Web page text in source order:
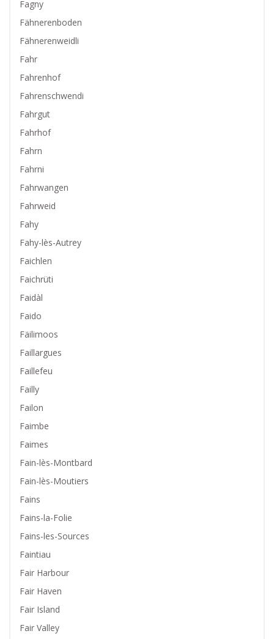
Fagny
Fähnerenboden
Fähnerenweidli
Fahr
Fahrenhof
Fahrenschwendi
Fahrgut
Fahrhof
Fahrn
Fahrni
Fahrwangen
Fahrweid
Fahy
Fahy-lès-Autrey
Faichlen
Faichrüti
Faidàl
Faido
Fäilimoos
Faillargues
Faillefeu
Failly
Failon
Faimbe
Faimes
Fain-lès-Montbard
Fain-lès-Moutiers
Fains
Fains-la-Folie
Fains-les-Sources
Faintiau
Fair Harbour
Fair Haven
Fair Island
Fair Valley